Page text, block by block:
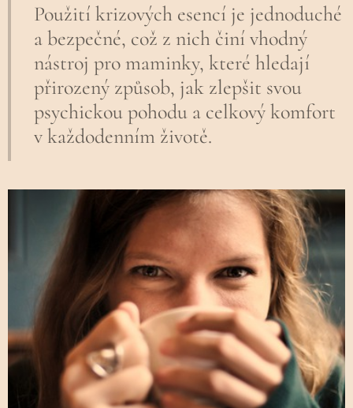
Použití krizových esencí je jednoduché
a bezpečné, což z nich činí vhodný
nástroj pro maminky, které hledají
přirozený způsob, jak zlepšit svou
psychickou pohodu a celkový komfort
v každodenním životě.